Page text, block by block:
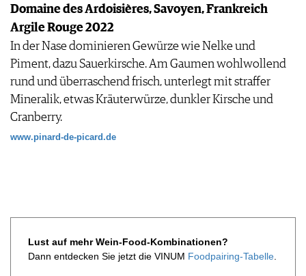
Domaine des Ardoisières, Savoyen, Frankreich
Argile Rouge 2022
In der Nase dominieren Gewürze wie Nelke und
Piment, dazu Sauerkirsche. Am Gaumen wohlwollend
rund und überraschend frisch, unterlegt mit straffer
Mineralik, etwas Kräuterwürze, dunkler Kirsche und
Cranberry.
www.pinard-de-picard.de
Lust auf mehr Wein-Food-Kombinationen?
Dann entdecken Sie jetzt die VINUM Foodpairing-Tabelle